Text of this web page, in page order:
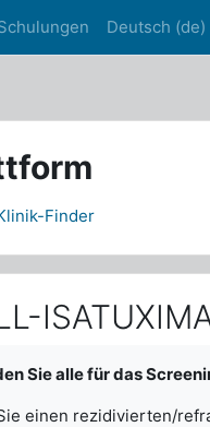
Deutsch ‎(de)‎
Finder
Sie alle für das
einen rezidivierten/